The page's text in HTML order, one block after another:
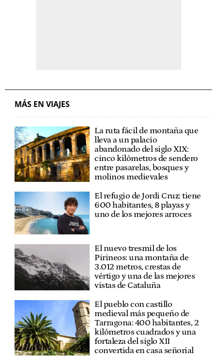
MÁS EN VIAJES
La ruta fácil de montaña que
lleva a un palacio
abandonado del siglo XIX:
cinco kilómetros de sendero
entre pasarelas, bosques y
molinos medievales
El refugio de Jordi Cruz: tiene
600 habitantes, 8 playas y
uno de los mejores arroces
El nuevo tresmil de los
Pirineos: una montaña de
3.012 metros, crestas de
vértigo y una de las mejores
vistas de Cataluña
El pueblo con castillo
medieval más pequeño de
Tarragona: 400 habitantes, 2
kilómetros cuadrados y una
fortaleza del siglo XII
convertida en casa señorial